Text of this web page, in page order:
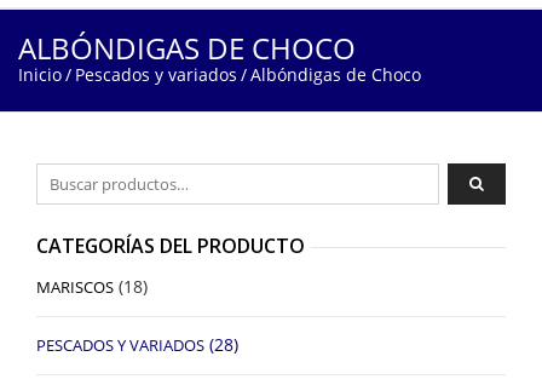
ALBÓNDIGAS DE CHOCO
Inicio/ Pescados y variados /Albóndigas de Choco
Buscar por:
CATEGORÍAS DEL PRODUCTO
MARISCOS (18)
PESCADOS Y VARIADOS (28)